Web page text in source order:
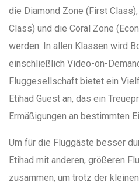
die Diamond Zone (First
Class) und die Coral Zone
werden. In allen Klassen wird
einschließlich Video-on-
Fluggesellschaft bietet ein
Etihad Guest an, das ein
Ermäßigungen an bestimmten
Um für die Fluggäste besser
Etihad mit anderen, größeren
zusammen, um trotz der